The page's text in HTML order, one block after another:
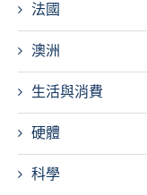
法國
澳洲
生活與消費
硬體
科學